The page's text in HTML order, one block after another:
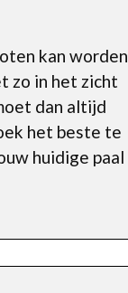
kan worden.
zo in het zicht
dan altijd
het beste te
huidige paal